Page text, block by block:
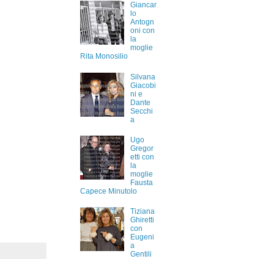
Giancar
lo
Antogn
oni con
la
moglie
Rita Monosilio
Silvana
Giacobi
ni e
Dante
Secchi
a
Ugo
Gregor
etti con
la
moglie
Fausta
Capece Minutolo
Tiziana
Ghiretti
con
Eugeni
a
Gentili